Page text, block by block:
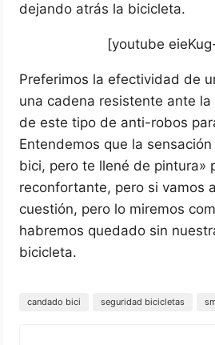
dejando atrás la bicicleta.
[youtube
Preferimos la efectividad de
una cadena resistente ante
de este tipo de anti-robos
Entendemos que la
bici, pero te llené de pintura»
reconfortante, pero si vamos
cuestión, pero lo miremos
habremos quedado sin
bicicleta.
candado bici seguridad bicicletas